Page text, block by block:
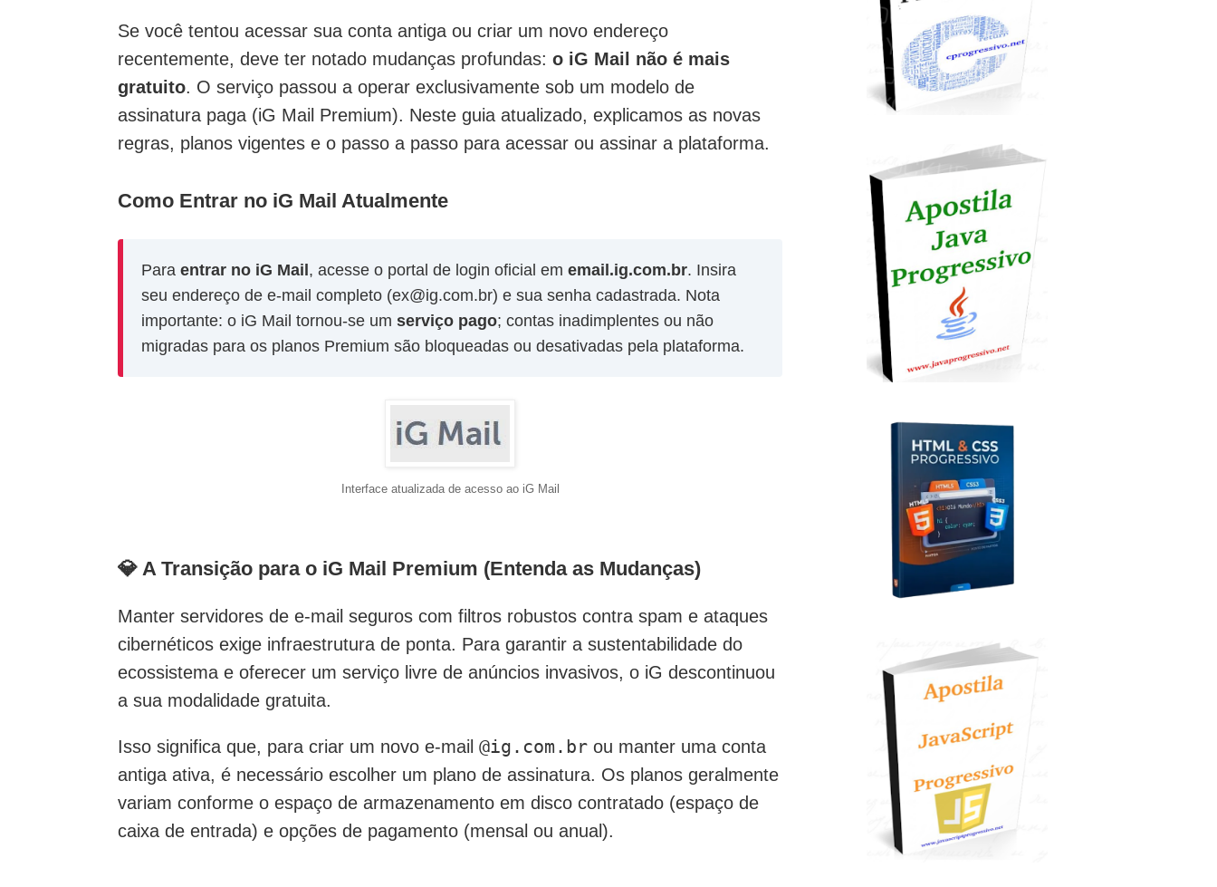
Se você tentou acessar sua conta antiga ou criar um novo endereço
recentemente, deve ter notado mudanças profundas: o iG Mail não é mais
gratuito. O serviço passou a operar exclusivamente sob um modelo de
assinatura paga (iG Mail Premium). Neste guia atualizado, explicamos as novas
regras, planos vigentes e o passo a passo para acessar ou assinar a plataforma.
Como Entrar no iG Mail Atualmente
Para entrar no iG Mail , acesse o portal de login oficial em email.ig.com.br. Insira
seu endereço de e-mail completo (ex@ig.com.br) e sua senha cadastrada. Nota
importante: o iG Mail tornou-se um serviço pago; contas inadimplentes ou não
migradas para os planos Premium são bloqueadas ou desativadas pela plataforma.
Interface atualizada de acesso ao iG Mail
💎 A Transição para o iG Mail Premium (Entenda as Mudanças)
Manter servidores de e-mail seguros com filtros robustos contra spam e ataques
cibernéticos exige infraestrutura de ponta. Para garantir a sustentabilidade do
ecossistema e oferecer um serviço livre de anúncios invasivos, o iG descontinuou
a sua modalidade gratuita.
Isso significa que, para criar um novo e-mail @ig.com.br ou manter uma conta
antiga ativa, é necessário escolher um plano de assinatura. Os planos geralmente
variam conforme o espaço de armazenamento em disco contratado (espaço de
caixa de entrada) e opções de pagamento (mensal ou anual).